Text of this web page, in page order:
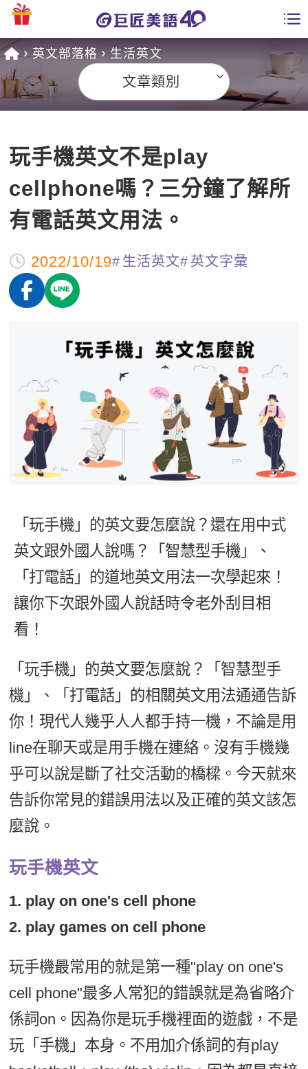
課程總覽
英文課程總表
英文會話
商用英文
英文檢定
TOEIC 多益課程
GEPT 全民英檢課程
TOEFL 托福課程
能力養成
英文聽力養成
開口溜英文
旅遊英文
基礎字彙
情境閱讀
英文寫作
Cengage TED Talks
CNN聽力強化
英語俱樂部
ECAM
Let's Talk
日語
韓語
西班牙語
兒童美語
更多
一對一家教
企業訓練
數位學習教材
免費資源
多益秒學堂
英文能力測驗
師資團隊
學習分享
學員讚出來
活動花絮
學員專區
Recruiting
英文部落格 生活英文
文章類別
玩手機英文不是play
cellphone嗎？三分鐘了解所
有電話英文用法。
2022/10/19 生活英文 英文字彙
「玩手機」的英文要怎麼說？還在用中式
英文跟外國人說嗎？「智慧型手機」、
「打電話」的道地英文用法一次學起來！
讓你下次跟外國人說話時令老外刮目相
看！
「玩手機」的英文要怎麼說？「智慧型手
機」、「打電話」的相關英文用法通通告訴
你！現代人幾乎人人都手持一機，不論是用
line在聊天或是用手機在連絡。沒有手機幾
乎可以說是斷了社交活動的橋樑。今天就來
告訴你常見的錯誤用法以及正確的英文該怎
麼說。
玩手機英文
1. play on one's cell phone
2. play games on cell phone
玩手機最常用的就是第一種"play on one's
cell phone"最多人常犯的錯誤就是為省略介
係詞on。因為你是玩手機裡面的遊戲，不是
玩「手機」本身。不用加介係詞的有play